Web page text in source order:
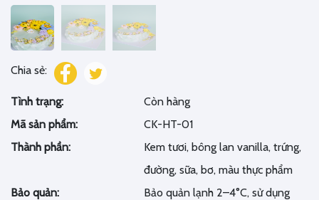
Chia sẻ:
Tình trạng:
Còn hàng
Mã sản phẩm:
CK-HT-01
Thành phần:
Kem tươi, bông lan vanilla, trứng,
đường, sữa, bơ, màu thực phẩm
Bảo quản:
Bảo quản lạnh 2–4°C, sử dụng